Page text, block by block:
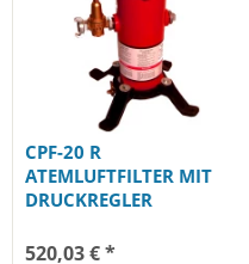
CPF-20 R
ATEMLUFTFILTER MIT
DRUCKREGLER
520,03 € *